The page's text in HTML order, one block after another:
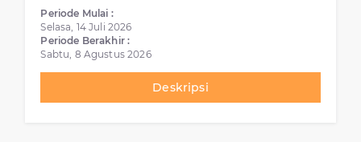
Periode Mulai :
Selasa, 14 Juli 2026
Periode Berakhir :
Sabtu, 8 Agustus 2026
Deskripsi